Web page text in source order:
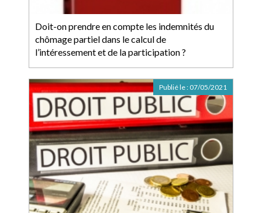
Doit-on prendre en compte les indemnités du
chômage partiel dans le calcul de
l’intéressement et de la participation ?
Publié le : 07/05/2021